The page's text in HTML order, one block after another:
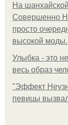
На
Совершенно
просто
высокой моды.
Улыбка - это
весь образ
"Эффект
певицы